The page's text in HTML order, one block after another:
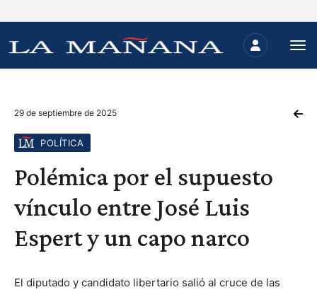
29 de septiembre de 2025
POLÍTICA
Polémica por el supuesto
vínculo entre José Luis
Espert y un capo narco
El diputado y candidato libertario salió al cruce de las